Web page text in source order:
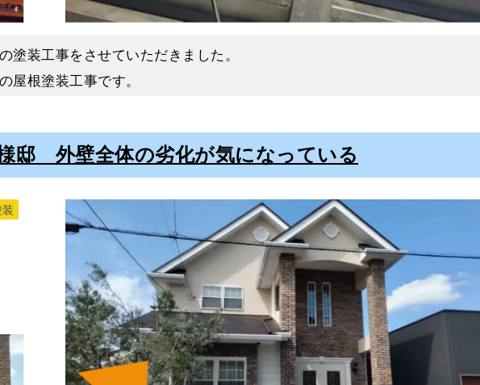
きれいに整え補強する「下地処理」が必要です。
などを除去していきます。
その後外壁の洗浄に移っていきます。
入っていきます。
、まずは仕上げ塗料の密着性を高めるために「下塗り」をおこないます。
「中塗り」をおこない、最後に中塗りで生じたムラをなくすように「上塗
外壁塗装・屋根塗装」をご覧ください。
塗装工事をさせていただきました。
屋根塗装工事です。
、塗膜の剥がれやサビが全範囲で発生している状態を確認できました。
てしまい、サビが発生してしまうのです。
をおこないました。
・ケレン
た。
様邸 外壁全体の劣化が気になっている